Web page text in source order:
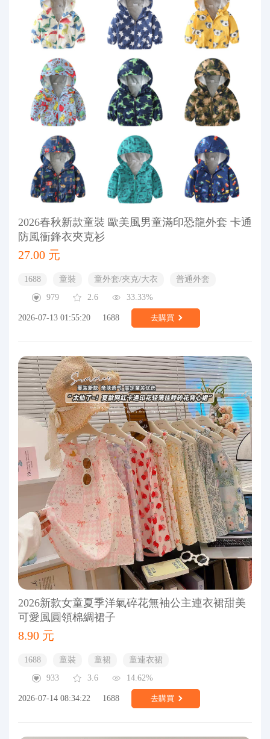
2026春秋新款童裝 歐美風男童滿印恐龍外套 卡通
防風衝鋒衣夾克衫
27.00 元
1688 童裝 童外套/夾克/大衣
普通外套
979
2.6 33.33%
2026-07-13 01:55:20 1688 去購買
2026新款女童夏季洋氣碎花無袖公主連衣裙甜美
可愛風圓領棉綢裙子
8.90 元
1688 童裝 童裙
童連衣裙
933
3.6 14.62%
2026-07-14 08:34:22 1688 去購買